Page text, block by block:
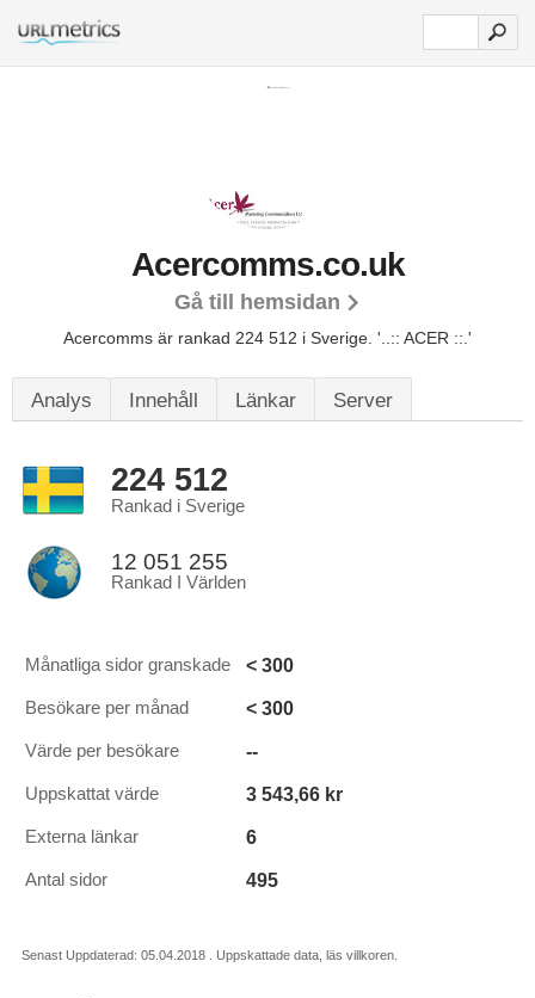
Acercomms.co.uk
Gå till hemsidan
Acercomms är rankad 224 512 i Sverige. '..:: ACER ::.'
Analys Innehåll Länkar Server
224 512
Rankad i Sverige
12 051 255
Rankad I Världen
Månatliga sidor granskade < 300
Besökare per månad < 300
Värde per besökare --
Uppskattat värde 3 543,66 kr
Externa länkar 6
Antal sidor 495
Senast Uppdaterad: 05.04.2018 . Uppskattade data, läs villkoren.